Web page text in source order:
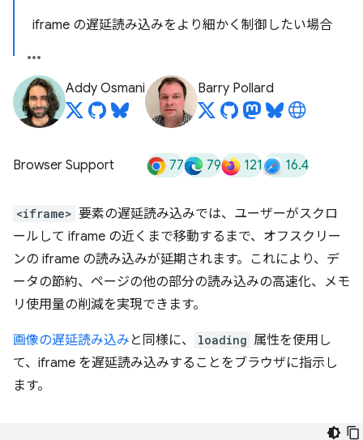
iframe の遅延読み込みをより細かく制御したい場合
Addy Osmani Barry Pollard
Browser Support 77 79 121 16.4
<iframe> 要素の遅延読み込みでは、ユーザーがスクロ
ールして iframe の近くまで移動するまで、オフスクリー
ンの iframe の読み込みが延期されます。これにより、デ
ータの節約、ページの他の部分の読み込みの高速化、メモ
リ使用量の削減を実現できます。
画像の遅延読み込み と同様に、 loading 属性を使用し
て、iframe を遅延読み込みすることをブラウザに指示し
ます。